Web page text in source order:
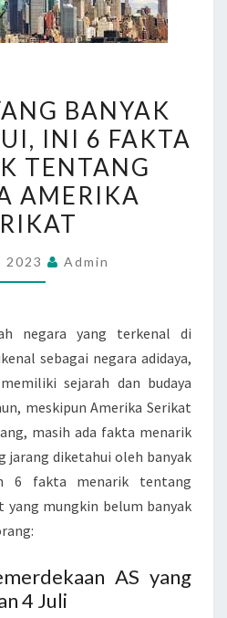
A
A
N
G
Y
A
N
B
A
N
Y
A
K
M
E
N
E
T
BANYAK
INI 6 FAKTA
TENTANG
AMERIKA
2023 Admin
negara yang terkenal di
sebagai negara adidaya,
sejarah dan budaya
meskipun Amerika Serikat
masih ada fakta menarik
jarang diketahui oleh banyak
6 fakta menarik tentang
yang mungkin belum banyak
AS yang
4 Juli